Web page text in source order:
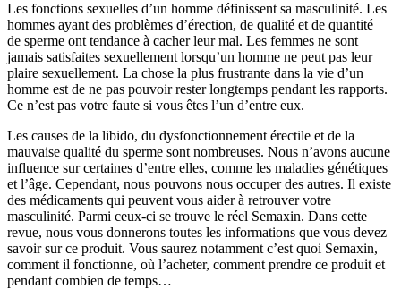
Les fonctions sexuelles d’un homme définissent sa masculinité. Les
hommes ayant des problèmes d’érection, de qualité et de quantité
de sperme ont tendance à cacher leur mal. Les femmes ne sont
jamais satisfaites sexuellement lorsqu’un homme ne peut pas leur
plaire sexuellement. La chose la plus frustrante dans la vie d’un
homme est de ne pas pouvoir rester longtemps pendant les rapports.
Ce n’est pas votre faute si vous êtes l’un d’entre eux.
Les causes de la libido, du dysfonctionnement érectile et de la
mauvaise qualité du sperme sont nombreuses. Nous n’avons aucune
influence sur certaines d’entre elles, comme les maladies génétiques
et l’âge. Cependant, nous pouvons nous occuper des autres. Il existe
des médicaments qui peuvent vous aider à retrouver votre
masculinité. Parmi ceux-ci se trouve le réel Semaxin. Dans cette
revue, nous vous donnerons toutes les informations que vous devez
savoir sur ce produit. Vous saurez notamment c’est quoi Semaxin,
comment il fonctionne, où l’acheter, comment prendre ce produit et
pendant combien de temps…